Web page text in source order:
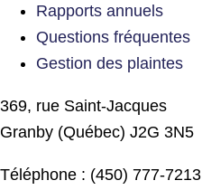
Rapports annuels
Questions fréquentes
Gestion des plaintes
369, rue Saint-Jacques
Granby (Québec) J2G 3N5
Téléphone : (450) 777-7213